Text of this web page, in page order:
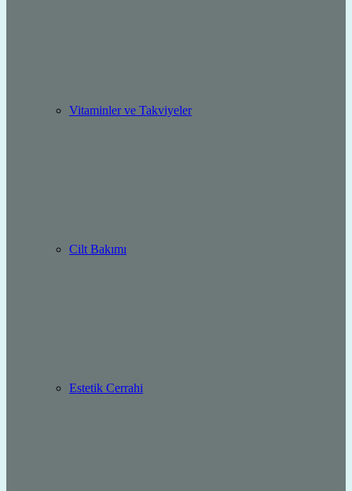
Vitaminler ve Takviyeler
Cilt Bakımı
Estetik Cerrahi